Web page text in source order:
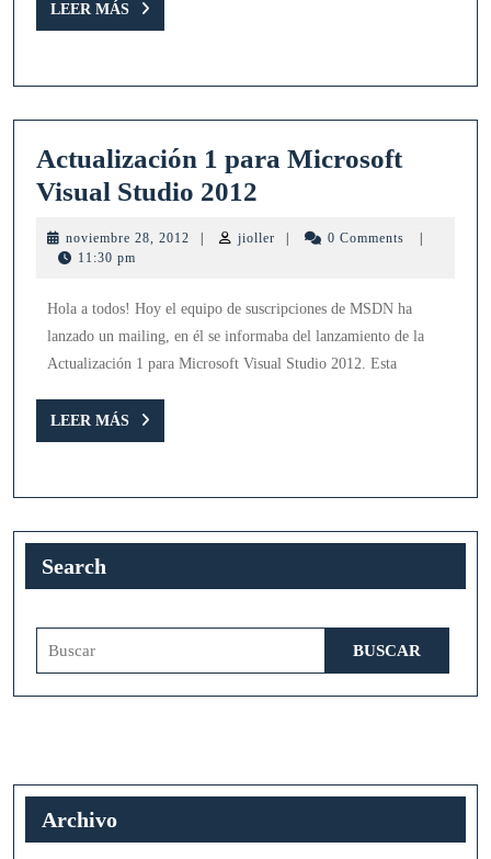
LEER MÁS
MÁS
Actualización 1 para Microsoft
Visual Studio 2012
Visual
Studio
noviembre 28, 2012 noviembrejioller jioller 0 Comments
11:30 pm
Hola a todos! Hoy el equipo de suscripciones de MSDN ha
lanzado un mailing, en él se informaba del lanzamiento de la
Actualización 1 para Microsoft Visual Studio 2012. Esta
LEER MÁS
MÁS
Search
Archivo